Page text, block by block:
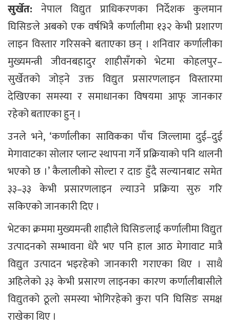
सुर्खेत:नेपाल विद्युत प्राधिकरणका निर्देशक कुलमान
घिसिङले अबको एक वर्षभित्रै कर्णालीमा १३२ केभी प्रशारण
लाइन विस्तार गरिसक्ने बताएका छन् । शनिवार कर्णालीका
मुख्यमन्त्री जीवनबहादुर शाहीसँगको भेटमा कोहलपुर–
सुर्खेतको जोड्ने उक्त विद्युत प्रसारणलाइन विस्तारमा
देखिएका समस्या र समाधानका विषयमा आफू जानकार
रहेको बताएका हुन् ।
उनले भने, ‘कर्णालीका साविकका पाँच जिल्लामा दुई–दुई
मेगावाटका सोलार प्लान्ट स्थापना गर्ने प्रक्रियाको पनि थालनी
भएको छ ।’ कैलालीको सोल्टा र दाङ हुँदै सल्यानबाट समेत
३३–३३ केभी प्रसारणलाइन ल्याउने प्रक्रिया सुरु गरि
सकिएको जानकारी दिए ।
भेटका क्रममा मुख्यमन्त्री शाहीले घिसिङलाई कर्णालीमा विद्युत
उत्पादनको सम्भावना धेरै भए पनि हाल आठ मेगावाट मात्रै
विद्युत उत्पादन भइरहेको जानकारी गराएका थिए । साथै
अहिलेको ३३ केभी प्रसारण लाइनका कारण कर्णालीबासीले
विद्युतको ठूलो समस्या भोगिरहेको कुरा पनि घिसिङ समक्ष
राखेका थिए ।